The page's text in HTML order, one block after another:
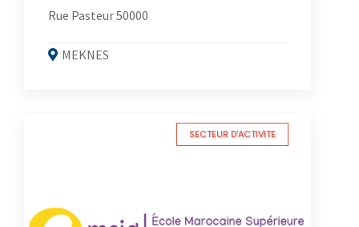
Rue Pasteur 50000
MEKNES
SECTEUR D'ACTIVITE